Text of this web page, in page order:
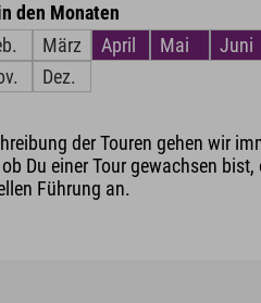
den Monaten
März April Mai Juni
Dez.
der Touren gehen wir
Du einer Tour gewachsen
Führung an.